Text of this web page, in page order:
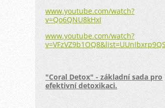
www.youtube.com/watch?
v=Qo6QNU8kHxI
www.youtube.com/watch?
"Coral Detox" - základní sada pro
efektivní detoxikaci.